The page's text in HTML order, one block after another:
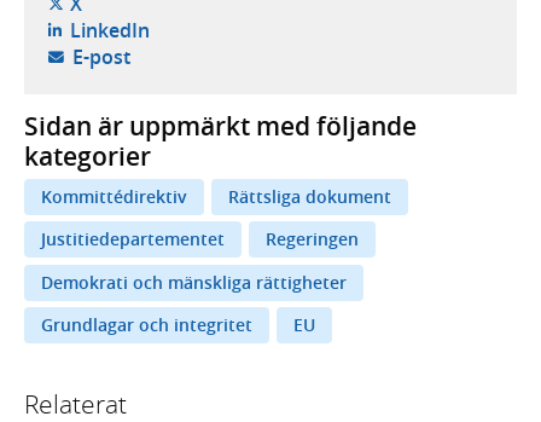
LinkedIn- öppnas i ny flik, extern webbplats,
E-post- öppnar din e-postklient,
Sidan är uppmärkt med följande
kategorier
Kommittédirektiv
Rättsliga dokument
Justitiedepartementet
Regeringen
Demokrati och mänskliga rättigheter
Grundlagar och integritet
EU
Relaterat